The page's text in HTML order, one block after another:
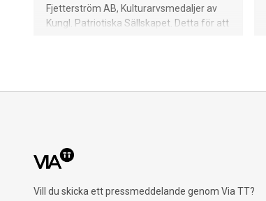
Fjetterström AB, Kulturarvsmedaljer av
Kungl. Patriotiska Sällskapet. Detta för att
Vill du skicka ett pressmeddelande genom Via TT?